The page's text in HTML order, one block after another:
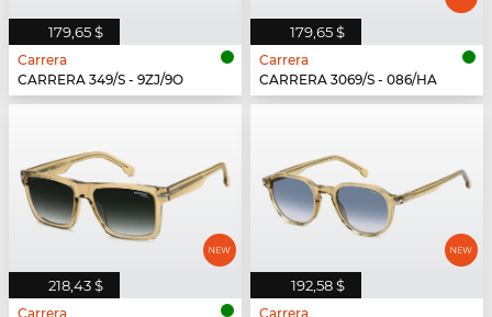
179,65 $
Carrera
CARRERA 349/S - 9ZJ/9O
179,65 $
Carrera
CARRERA 3069/S - 086/HA
218,43 $
Carrera
192,58 $
Carrera